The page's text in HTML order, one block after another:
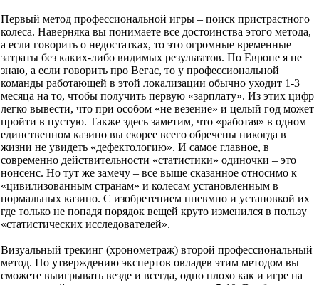
Первый метод профессиональной игры – поиск пристрастного
колеса. Наверняка вы понимаете все достоинства этого метода,
а если говорить о недостатках, то это огромные временные
затраты без каких-либо видимых результатов. По Европе я не
знаю, а если говорить про Вегас, то у профессиональной
команды работающей в этой локализации обычно уходит 1-3
месяца на то, чтобы получить первую «зарплату». Из этих цифр
легко вывести, что при особом «не везение» и целый год может
пройти в пустую. Также здесь заметим, что «работая» в одном
единственном казино вы скорее всего обречены никогда в
жизни не увидеть «дефектологию». И самое главное, в
современно действительности «статистики» одиночки – это
нонсенс. Но тут же замечу – все выше сказанное относимо к
«цивилизованным странам» и колесам установленным в
нормальных казино. С изобретением пневмно и установкой их
где только не попадя порядок вещей круто изменился в пользу
«статистических исследователей».
Визуальный трекинг (хронометраж) второй профессиональный
метод. По утверждению экспертов овладев этим методом вы
сможете выигрывать везде и всегда, одно плохо как и игре на